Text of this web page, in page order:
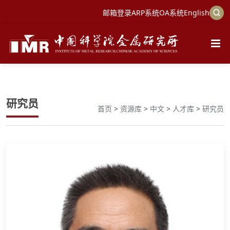
邮箱登录ARP系统OA系统English
研究员 首页 > 资源库 > 中文 > 人才库 > 研究员